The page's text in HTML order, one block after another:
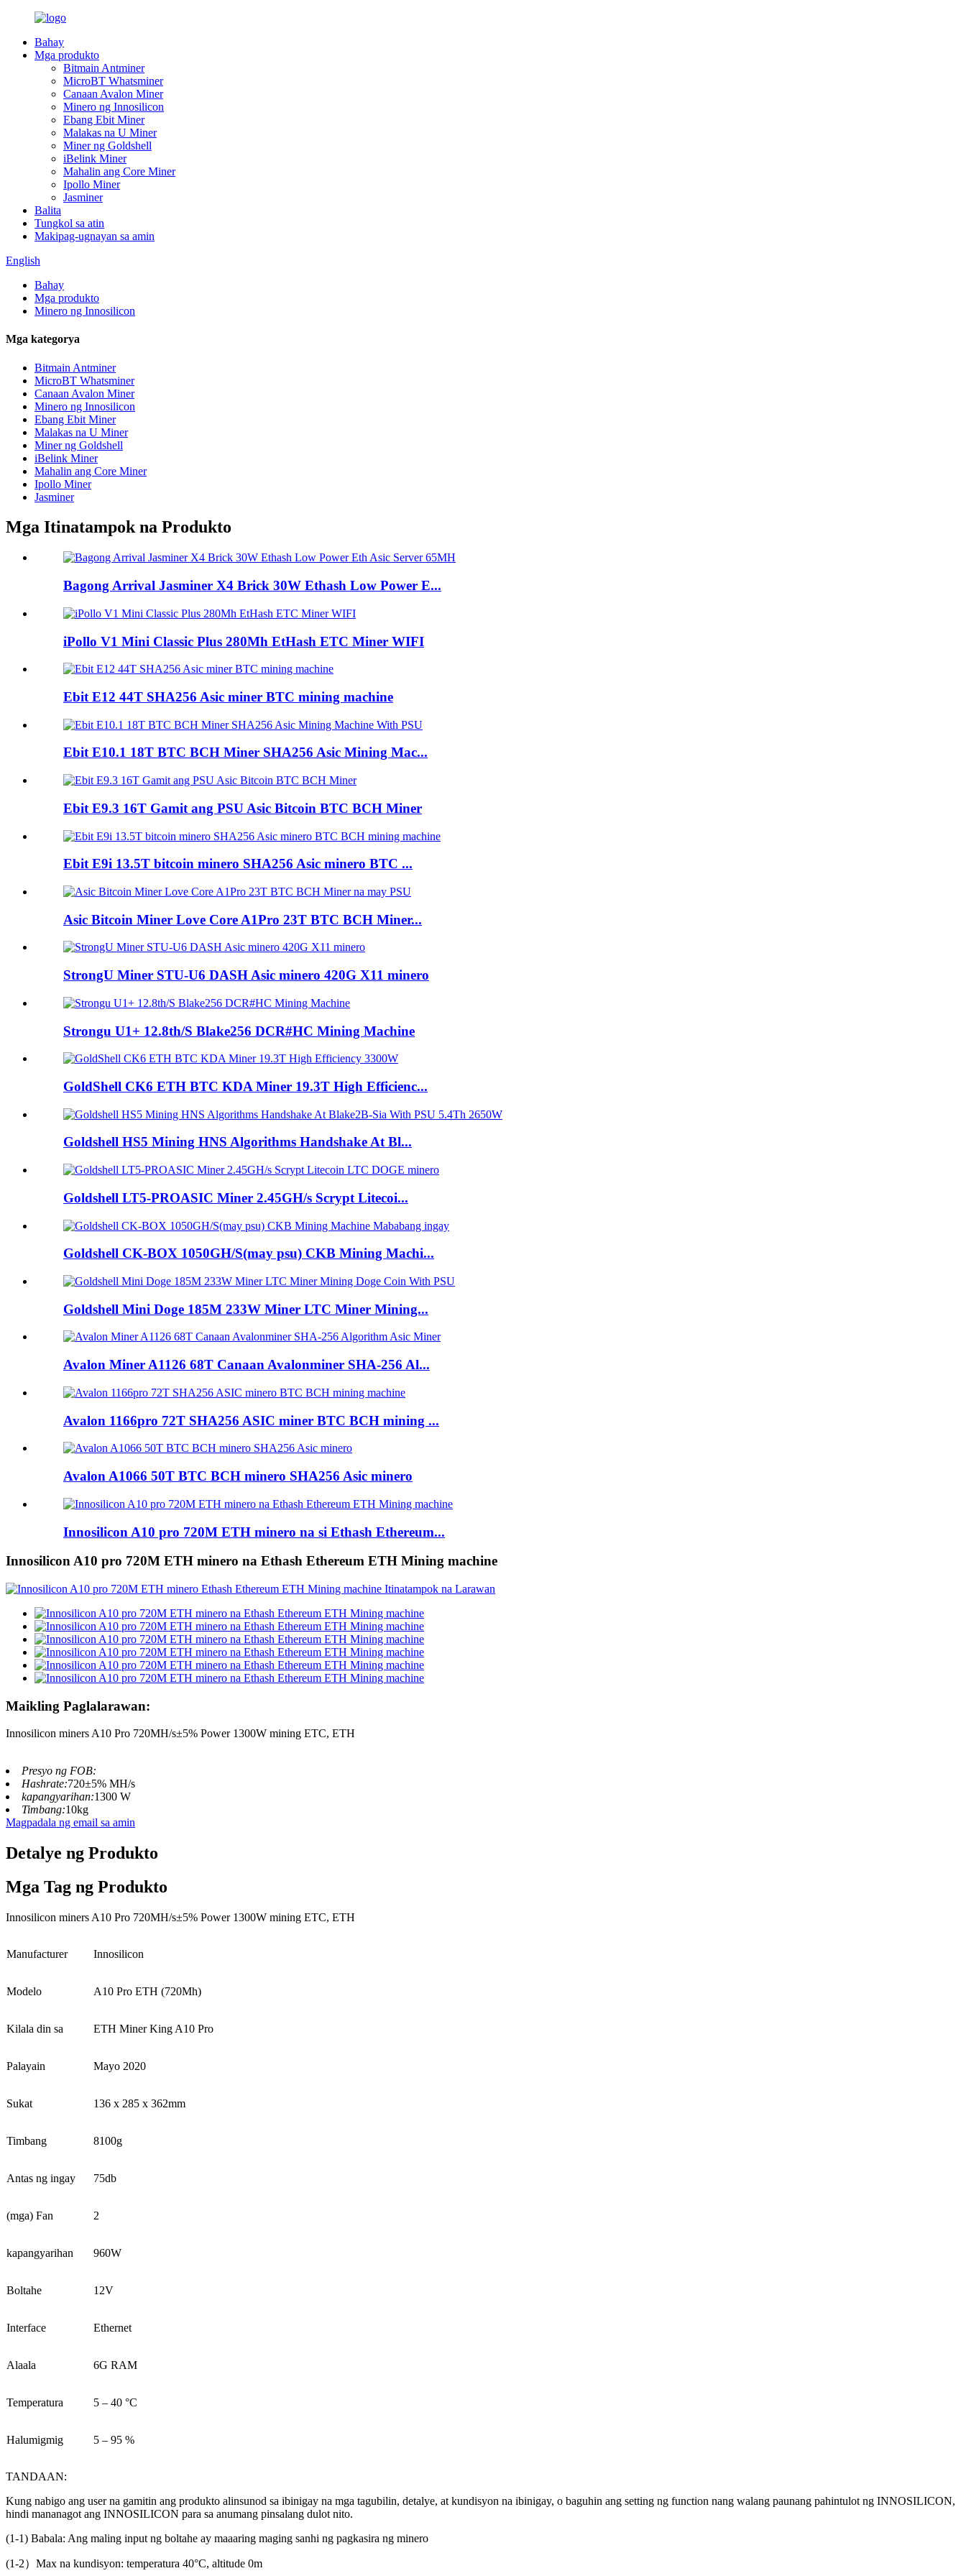
Bahay
Mga produkto
Bitmain Antminer
MicroBT Whatsminer
Canaan Avalon Miner
Minero ng Innosilicon
Ebang Ebit Miner
Malakas na U Miner
Miner ng Goldshell
iBelink Miner
Mahalin ang Core Miner
Ipollo Miner
Jasminer
Balita
Tungkol sa atin
Makipag-ugnayan sa amin
English
Bahay
Mga produkto
Minero ng Innosilicon
Mga kategorya
Bitmain Antminer
MicroBT Whatsminer
Canaan Avalon Miner
Minero ng Innosilicon
Ebang Ebit Miner
Malakas na U Miner
Miner ng Goldshell
iBelink Miner
Mahalin ang Core Miner
Ipollo Miner
Jasminer
Mga Itinatampok na Produkto
Bagong Arrival Jasminer X4 Brick 30W Ethash Low Power E...
iPollo V1 Mini Classic Plus 280Mh EtHash ETC Miner WIFI
Ebit E12 44T SHA256 Asic miner BTC mining machine
Ebit E10.1 18T BTC BCH Miner SHA256 Asic Mining Mac...
Ebit E9.3 16T Gamit ang PSU Asic Bitcoin BTC BCH Miner
Ebit E9i 13.5T bitcoin minero SHA256 Asic minero BTC ...
Asic Bitcoin Miner Love Core A1Pro 23T BTC BCH Miner...
StrongU Miner STU-U6 DASH Asic minero 420G X11 minero
Strongu U1+ 12.8th/S Blake256 DCR#HC Mining Machine
GoldShell CK6 ETH BTC KDA Miner 19.3T High Efficienc...
Goldshell HS5 Mining HNS Algorithms Handshake At Bl...
Goldshell LT5-PROASIC Miner 2.45GH/s Scrypt Litecoi...
Goldshell CK-BOX 1050GH/S(may psu) CKB Mining Machi...
Goldshell Mini Doge 185M 233W Miner LTC Miner Mining...
Avalon Miner A1126 68T Canaan Avalonminer SHA-256 Al...
Avalon 1166pro 72T SHA256 ASIC miner BTC BCH mining ...
Avalon A1066 50T BTC BCH minero SHA256 Asic minero
Innosilicon A10 pro 720M ETH minero na si Ethash Ethereum...
Innosilicon A10 pro 720M ETH minero na Ethash Ethereum ETH Mining machine
Maikling Paglalarawan:
Innosilicon miners A10 Pro 720MH/s±5% Power 1300W mining ETC, ETH
Presyo ng FOB:
Hashrate:720±5% MH/s
kapangyarihan:1300 W
Timbang:10kg
Magpadala ng email sa amin
Detalye ng Produkto
Mga Tag ng Produkto
Innosilicon miners A10 Pro 720MH/s±5% Power 1300W mining ETC, ETH
Manufacturer Innosilicon
Modelo A10 Pro ETH (720Mh)
Kilala din sa ETH Miner King A10 Pro
Palayain Mayo 2020
Sukat 136 x 285 x 362mm
Timbang 8100g
Antas ng ingay 75db
(mga) Fan 2
kapangyarihan 960W
Boltahe 12V
Interface Ethernet
Alaala 6G RAM
Temperatura 5 – 40 °C
Halumigmig 5 – 95 %
TANDAAN:
Kung nabigo ang user na gamitin ang produkto alinsunod sa ibinigay na mga tagubilin, detalye, at kundisyon na ibinigay, o baguhin ang setting ng function nang walang paunang pahintulot ng INNOSILICON,
hindi mananagot ang INNOSILICON para sa anumang pinsalang dulot nito.
(1-1) Babala: Ang maling input ng boltahe ay maaaring maging sanhi ng pagkasira ng minero
(1-2）Max na kundisyon: temperatura 40°C, altitude 0m